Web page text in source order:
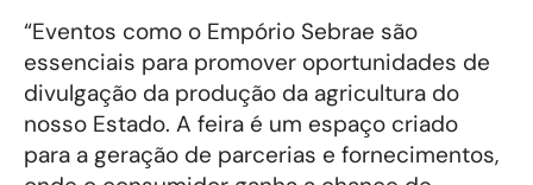
“Eventos como o Empório Sebrae são
essenciais para promover oportunidades de
divulgação da produção da agricultura do
nosso Estado. A feira é um espaço criado
para a geração de parcerias e fornecimentos,